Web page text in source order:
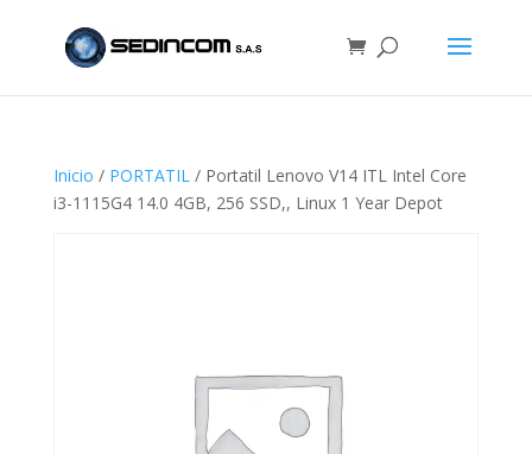
Inicio / PORTATIL/ Portatil Lenovo V14 ITL Intel Core
i3-1115G4 14.0 4GB, 256 SSD,, Linux 1 Year Depot